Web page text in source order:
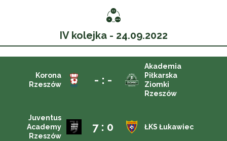
IV kolejka - 24.09.2022
Korona
Rzeszów
- : -
Akademia
Piłkarska
Ziomki
Rzeszów
Juventus
Academy
Rzeszów
7 : 0 ŁKS Łukawiec